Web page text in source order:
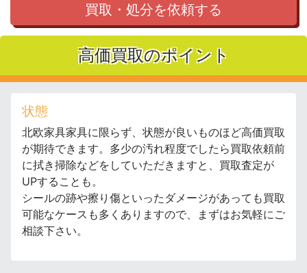
買取・処分を依頼する
高価買取のポイント
状態
北欧家具家具に限らず、状態が良いものほど高価買取
が期待できます。多少の汚れ程度でしたら買取依頼前
に拭き掃除などをしていただきますと、買取査定が
UPすることも。
シールの跡や擦り傷といったダメージがあっても買取
可能なケースも多くありますので、まずはお気軽にご
相談下さい。